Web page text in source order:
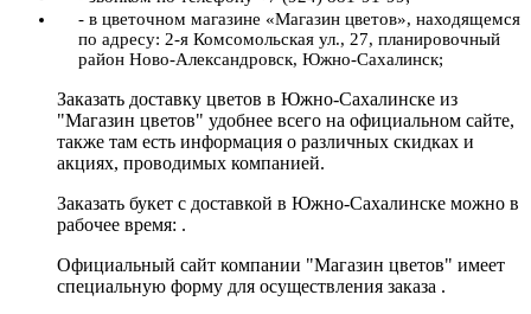
- в цветочном магазине «Магазин цветов», находящемся
по адресу: 2-я Комсомольская ул., 27, планировочный
район Ново-Александровск, Южно-Сахалинск;
Заказать доставку цветов в Южно-Сахалинске из
"Магазин цветов" удобнее всего на официальном сайте,
также там есть информация о различных скидках и
акциях, проводимых компанией.
Заказать букет с доставкой в Южно-Сахалинске можно в
рабочее время: .
Официальный сайт компании "Магазин цветов" имеет
специальную форму для осуществления заказа .